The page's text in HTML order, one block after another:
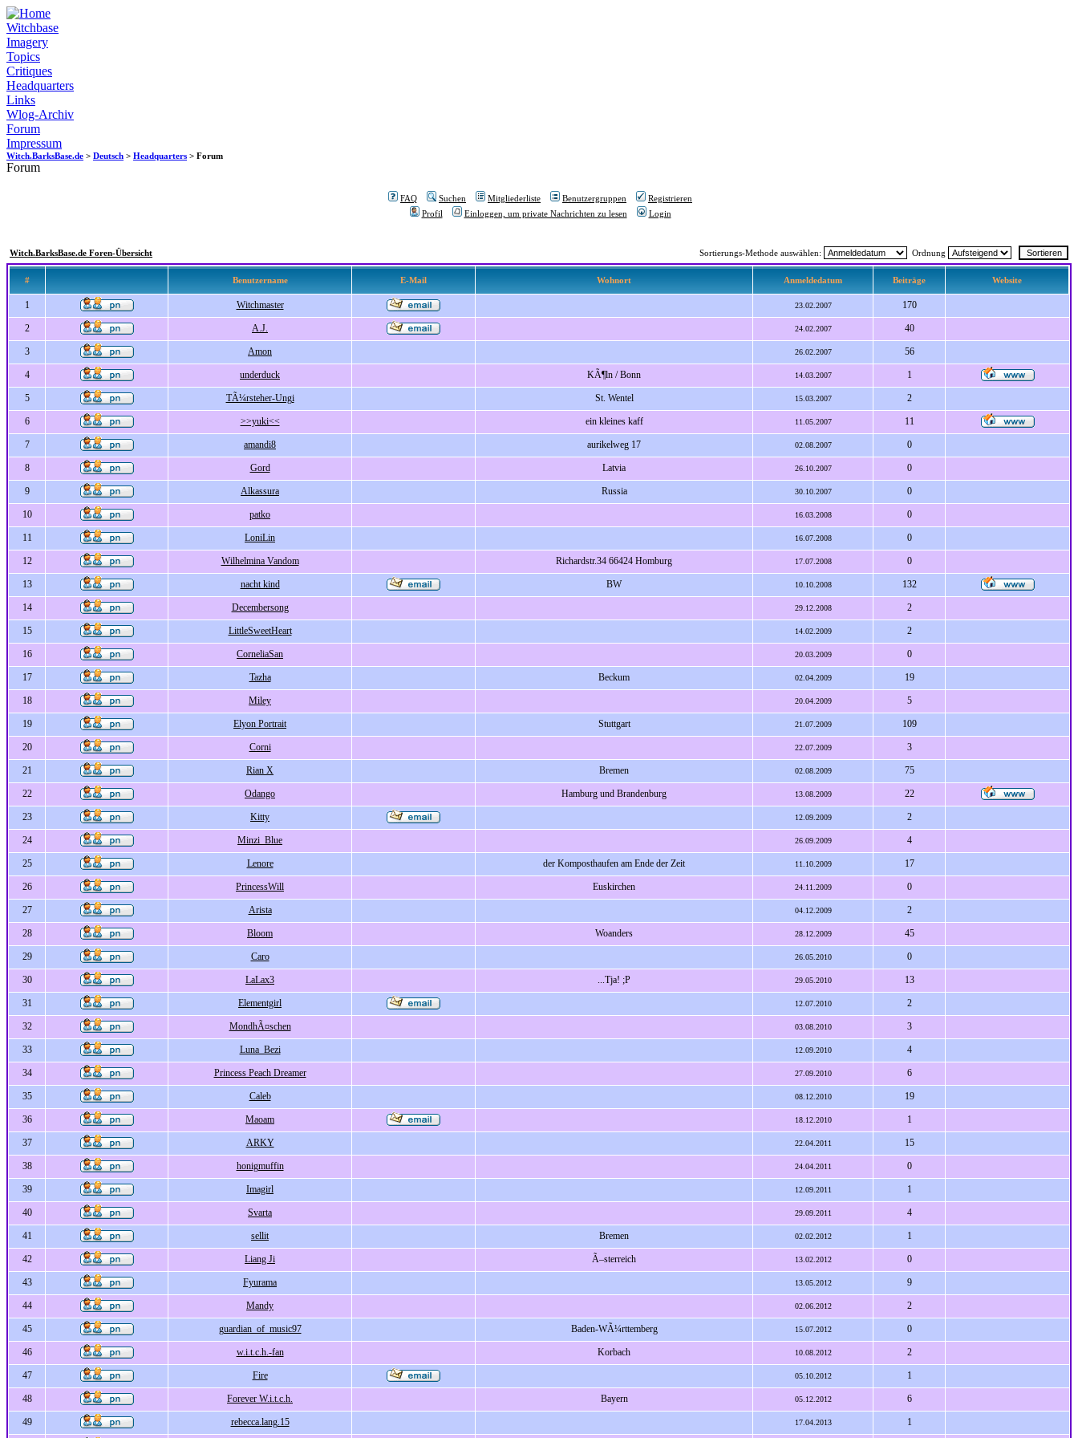
Witchbase
Imagery
Topics
Critiques
Headquarters
Links
Wlog-Archiv
Forum
Impressum
Witch.BarksBase.de > Deutsch > Headquarters > Forum
Forum
FAQ Suchen Mitgliederliste Benutzergruppen
Registrieren
Profil
Einloggen, um private Nachrichten zu lesen Login
Witch.BarksBase.de Foren-Übersicht Sortierungs-Methode auswählen: Ordnung
# Benutzername E-Mail Wohnort Anmeldedatum Beiträge Website
1 Witchmaster 23.02.2007 170
2 A.J. 24.02.2007 40
3 Amon 26.02.2007 56
4 underduck KÃ¶ln / Bonn 14.03.2007 1
5 TÃ¼rsteher-Ungi St. Wentel 15.03.2007 2
6 >>yuki<< ein kleines kaff 11.05.2007 11
7 amandi8 aurikelweg 17 02.08.2007 0
8 Gord Latvia 26.10.2007 0
9 Alkassura Russia 30.10.2007 0
10 patko 16.03.2008 0
11 LoniLin 16.07.2008 0
12 Wilhelmina Vandom Richardstr.34 66424 Homburg 17.07.2008 0
13 nacht kind BW 10.10.2008 132
14 Decembersong 29.12.2008 2
15 LittleSweetHeart 14.02.2009 2
16 CorneliaSan 20.03.2009 0
17 Tazha Beckum 02.04.2009 19
18 Miley 20.04.2009 5
19 Elyon Portrait Stuttgart 21.07.2009 109
20 Corni 22.07.2009 3
21 Rian X Bremen 02.08.2009 75
22 Odango Hamburg und Brandenburg 13.08.2009 22
23 Kitty 12.09.2009 2
24 Minzi_Blue 26.09.2009 4
25 Lenore der Komposthaufen am Ende der Zeit 11.10.2009 17
26 PrincessWill Euskirchen 24.11.2009 0
27 Arista 04.12.2009 2
28 Bloom Woanders 28.12.2009 45
29 Caro 26.05.2010 0
30 LaLax3 ...Tja! ;P 29.05.2010 13
31 Elementgirl 12.07.2010 2
32 MondhÃ¤schen 03.08.2010 3
33 Luna_Bezi 12.09.2010 4
34 Princess Peach Dreamer 27.09.2010 6
35 Caleb 08.12.2010 19
36 Maoam 18.12.2010 1
37 ARKY 22.04.2011 15
38 honigmuffin 24.04.2011 0
39 Imagirl 12.09.2011 1
40 Svarta 29.09.2011 4
41 sellit Bremen 02.02.2012 1
42 Liang Ji Ã–sterreich 13.02.2012 0
43 Fyurama 13.05.2012 9
44 Mandy 02.06.2012 2
45 guardian_of_music97 Baden-WÃ¼rttemberg 15.07.2012 0
46 w.i.t.c.h.-fan Korbach 10.08.2012 2
47 Fire 05.10.2012 1
48 Forever W.i.t.c.h. Bayern 05.12.2012 6
49 rebecca.lang.15 17.04.2013 1